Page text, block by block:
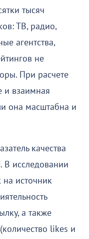
тысяч
ТВ, радио,
агентства,
не
При расчете
и взаимная
она масштабна и
качества
В исследовании
на источник
а также
likes и